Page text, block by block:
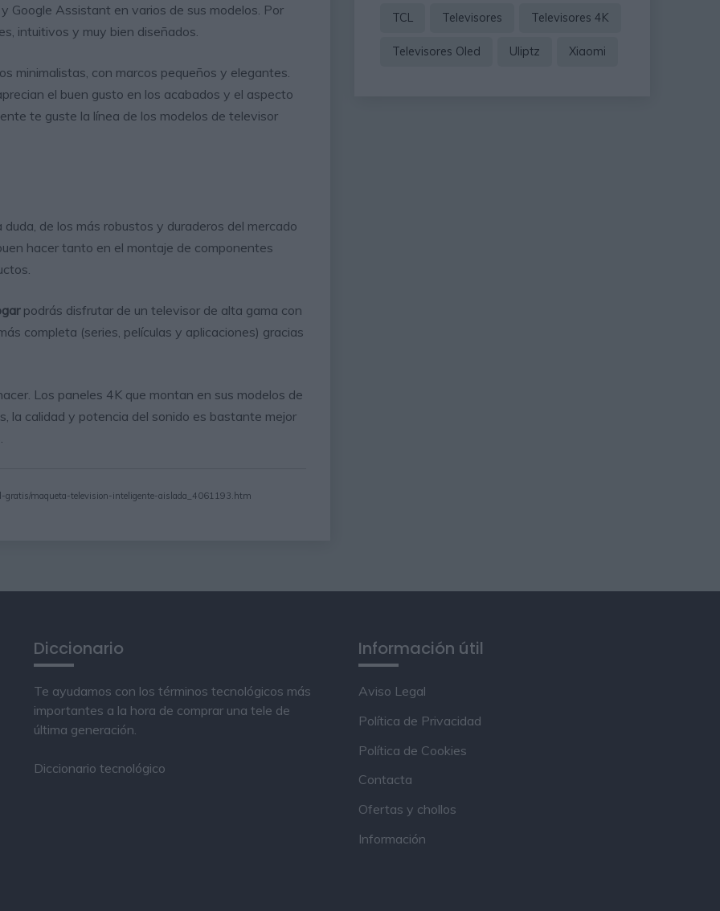
Google Assistant en varios de sus modelos. Por
intuitivos y muy bien diseñados.
minimalistas, con marcos pequeños y elegantes.
el buen gusto en los acabados y el aspecto
te guste la línea de los modelos de televisor
duda, de los más robustos y duraderos del mercado
hacer tanto en el montaje de componentes
podrás disfrutar de un televisor de alta gama con
completa (series, películas y aplicaciones) gracias
Los paneles 4K que montan en sus modelos de
la calidad y potencia del sonido es bastante mejor
gratis/maqueta-television-inteligente-aislada_4061193.htm
TCL Televisores Televisores 4K
Televisores Oled Uliptz Xiaomi
Diccionario
Te ayudamos con los términos tecnológicos más
importantes a la hora de comprar una tele de
última generación.
Diccionario tecnológico
Información útil
Aviso Legal
Política de Privacidad
Política de Cookies
Contacta
Ofertas y chollos
Información